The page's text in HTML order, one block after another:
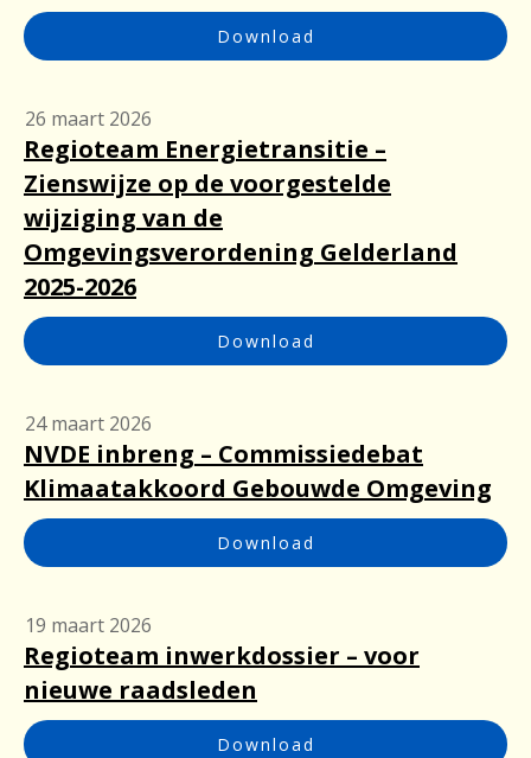
Download
26 maart 2026
Regioteam Energietransitie –
Zienswijze op de voorgestelde
wijziging van de
Omgevingsverordening Gelderland
2025-2026
Download
24 maart 2026
NVDE inbreng – Commissiedebat
Klimaatakkoord Gebouwde Omgeving
Download
19 maart 2026
Regioteam inwerkdossier – voor
nieuwe raadsleden
Download